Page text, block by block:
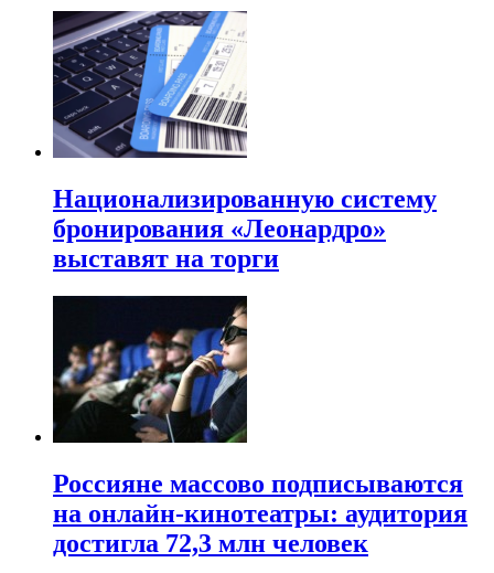
Национализированную систему
бронирования «Леонардро»
выставят на торги
Россияне массово подписываются
на онлайн-кинотеатры: аудитория
достигла 72,3 млн человек